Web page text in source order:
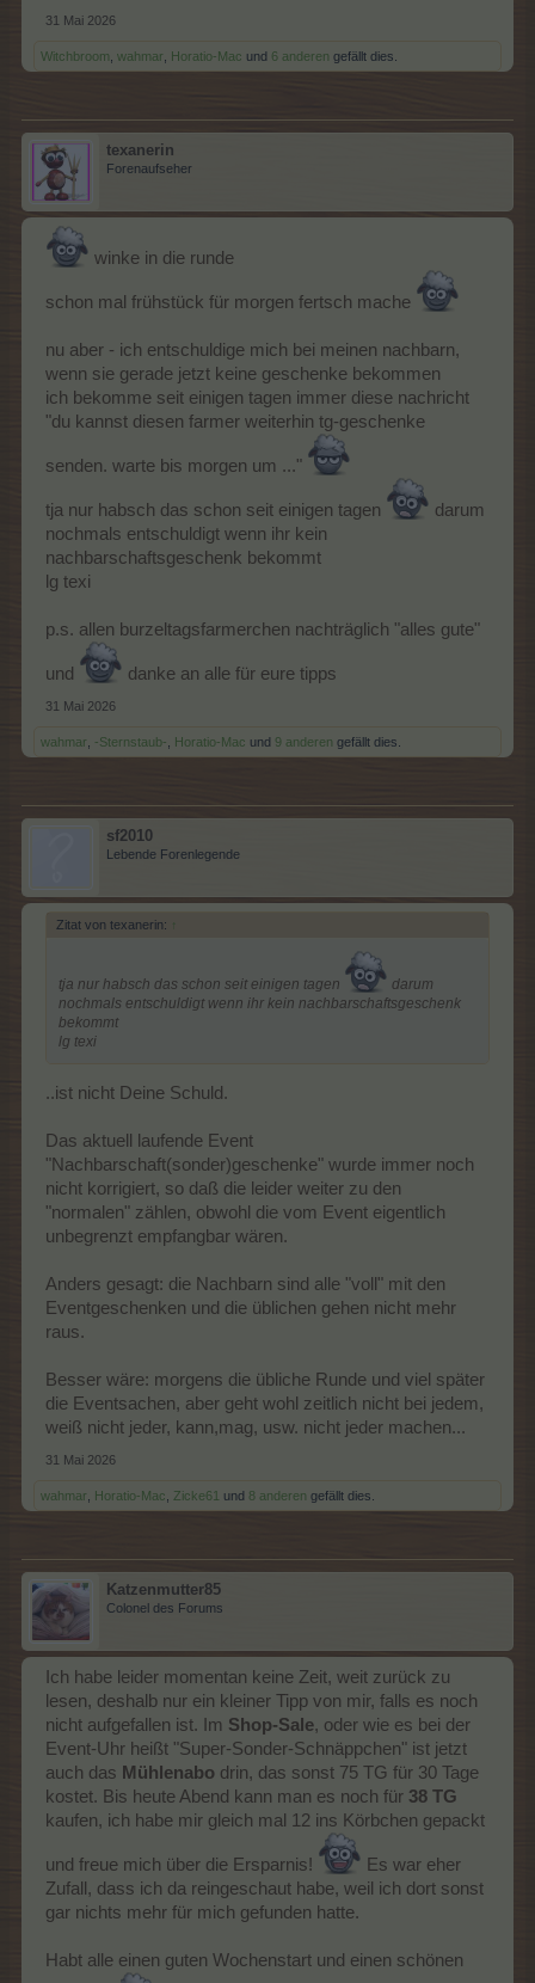
31 Mai 2026
Witchbroom wahmar Horatio-Mac und 6 anderen gefällt dies.
texanerin
Forenaufseher
winke in die runde
schon mal frühstück für morgen fertsch mache
nu aber - ich entschuldige mich bei meinen nachbarn,
wenn sie gerade jetzt keine geschenke bekommen
ich bekomme seit einigen tagen immer diese nachricht
"du kannst diesen farmer weiterhin tg-geschenke
senden. warte bis morgen um ..."
tja nur habsch das schon seit einigen tagen
darum
nochmals entschuldigt wenn ihr kein
nachbarschaftsgeschenk bekommt
lg texi
p.s. allen burzeltagsfarmerchen nachträglich "alles gute"
und danke an alle für eure tipps
31 Mai 2026
wahmar -Sternstaub- Horatio-Mac und 9 anderen gefällt dies.
sf2010
Lebende Forenlegende
Zitat von texanerin: ↑
tja nur habsch das schon seit einigen tagen
darum
nochmals entschuldigt wenn ihr kein nachbarschaftsgeschenk
bekommt
lg texi
..ist nicht Deine Schuld.
Das aktuell laufende Event
"Nachbarschaft(sonder)geschenke" wurde immer noch
nicht korrigiert, so daß die leider weiter zu den
"normalen" zählen, obwohl die vom Event eigentlich
unbegrenzt empfangbar wären.
Anders gesagt: die Nachbarn sind alle "voll" mit den
Eventgeschenken und die üblichen gehen nicht mehr
raus.
Besser wäre: morgens die übliche Runde und viel später
die Eventsachen, aber geht wohl zeitlich nicht bei jedem,
weiß nicht jeder, kann,mag, usw. nicht jeder machen...
31 Mai 2026
wahmar Horatio-Mac Zicke61 und 8 anderen gefällt dies.
Katzenmutter85
Colonel des Forums
Ich habe leider momentan keine Zeit, weit zurück zu
lesen, deshalb nur ein kleiner Tipp von mir, falls es noch
nicht aufgefallen ist. Im Shop-Sale, oder wie es bei der
Event-Uhr heißt "Super-Sonder-Schnäppchen" ist jetzt
auch das Mühlenabo drin, das sonst 75 TG für 30 Tage
kostet. Bis heute Abend kann man es noch für 38 TG
kaufen, ich habe mir gleich mal 12 ins Körbchen gepackt
und freue mich über die Ersparnis!
Es war eher
Zufall, dass ich da reingeschaut habe, weil ich dort sonst
gar nichts mehr für mich gefunden hatte.
Habt alle einen guten Wochenstart und einen schönen